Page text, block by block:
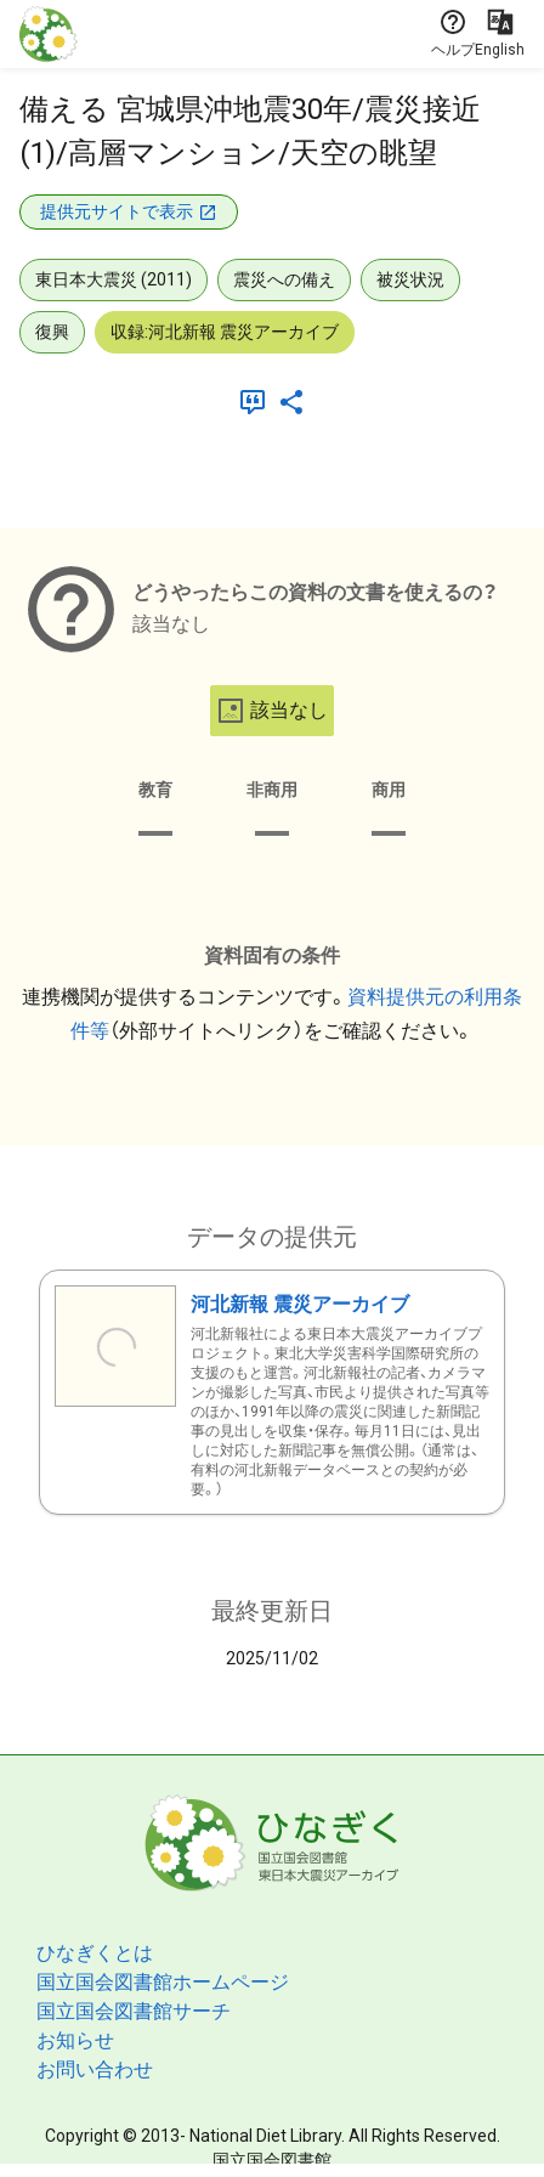
本文に飛ぶ
ヘルプEnglish
備える 宮城県沖地震30年/震災接近
(1)/高層マンション/天空の眺望
提供元サイトで表示
東日本大震災 (2011) 震災への備え 被災状況
復興 収録:河北新報 震災アーカイブ
どうやったらこの資料の文書を使えるの？
該当なし
該当なし
教育 非商用 商用
資料固有の条件
連携機関が提供するコンテンツです。 資料提供元の利用条
件等（外部サイトへリンク）をご確認ください。
データの提供元
河北新報 震災アーカイブ
河北新報社による東日本大震災アーカイブプ
ロジェクト。東北大学災害科学国際研究所の
支援のもと運営。河北新報社の記者、カメラマ
ンが撮影した写真、市民より提供された写真等
のほか、1991年以降の震災に関連した新聞記
事の見出しを収集・保存。毎月11日には、見出
しに対応した新聞記事を無償公開。（通常は、
有料の河北新報データベースとの契約が必
要。）
最終更新日
2025/11/02
ひなぎくとは
国立国会図書館ホームページ
国立国会図書館サーチ
お知らせ
お問い合わせ
Copyright © 2013- National Diet Library. All Rights Reserved.